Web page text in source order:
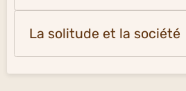
La solitude et la société